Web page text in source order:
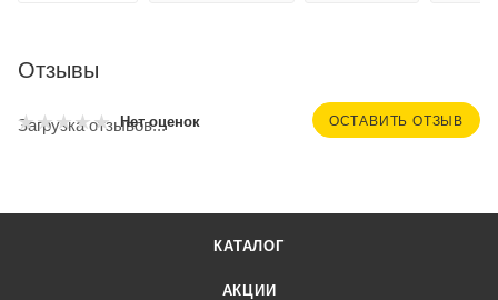
Отзывы
Нет оценок ОСТАВИТЬ ОТЗЫВ
Загрузка отзывов...
КАТАЛОГ
АКЦИИ